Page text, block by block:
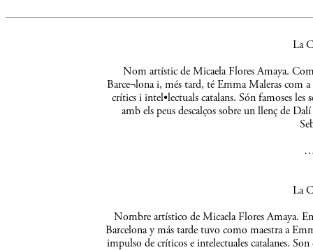
La
Nom artístic de Micaela Flores Amaya.
Barce¬lona i, més tard, té Emma Maleras com
crítics i intel•lectuals catalans. Són famoses
amb els peus descalços sobre un llenç de
La
Nombre artístico de Micaela Flores Amaya.
Barcelona y más tarde tuvo como maestra a
impulso de críticos e intelectuales catalanes.